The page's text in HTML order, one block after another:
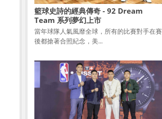
籃球史詩的經典傳奇 - 92 Dream
Team 系列夢幻上市
當年球隊人氣風靡全球，所有的比賽對手在賽
後都搶著合照紀念，美...